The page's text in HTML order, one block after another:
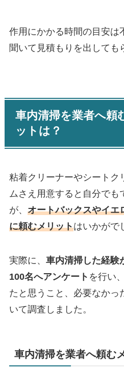
作用にかかる時間の目安は
聞いて見積もりを出しても
車内清掃を業者へ頼
ットは？
粘着クリーナーやシートク
ムさえ用意すると自分でも
が、 オートバックスやイエ
に頼むメリットはいかがで
実際に、 車内清掃した経験
100名へアンケート を行い
たと思うこと、必要なかっ
いて調査しました。
車内清掃を業者へ頼む